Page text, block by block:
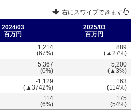
右にスワイプできます
2024/03
百万円
2025/03
百万円
1,214
(67%)
889
(▲27%)
5,367
(0%)
5,200
(▲3%)
-1,129
(▲3742%)
163
(114%)
114
(6%)
175
(54%)